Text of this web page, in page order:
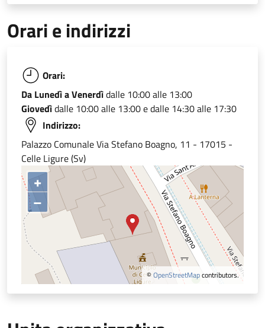
Orari e indirizzi
Orari:
Da Lunedì a Venerdìdalle 10:00 alle 13:00
Giovedìdalle 10:00 alle 13:00 e dalle 14:30 alle 17:30
Indirizzo:
Palazzo Comunale Via Stefano Boagno, 11 - 17015 -
Celle Ligure (Sv)
+
–
©OpenStreetMapcontributors.